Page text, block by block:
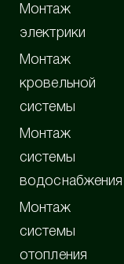
Монтаж
электрики
Монтаж
кровельной
системы
Монтаж
системы
водоснабжения
Монтаж
системы
отопления